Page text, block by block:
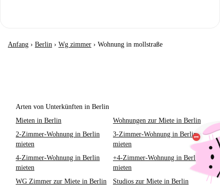
Anfang › Berlin › Wg zimmer › Wohnung in mollstraße
Arten von Unterkünften in Berlin
Mieten in Berlin
Wohnungen zur Miete in Berlin
2-Zimmer-Wohnung in Berlin
mieten
3-Zimmer-Wohnung in Berlin
mieten
4-Zimmer-Wohnung in Berlin
mieten
+4-Zimmer-Wohnung in Berlin
mieten
WG Zimmer zur Miete in Berlin
Studios zur Miete in Berlin